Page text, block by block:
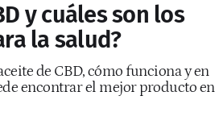
y cuáles son los
la salud?
de CBD, cómo funciona y en
encontrar el mejor producto en